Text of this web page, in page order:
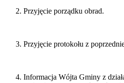
Przyjęcie porządku obrad.
Przyjęcie protokołu z
Informacja Wójta Gminy z